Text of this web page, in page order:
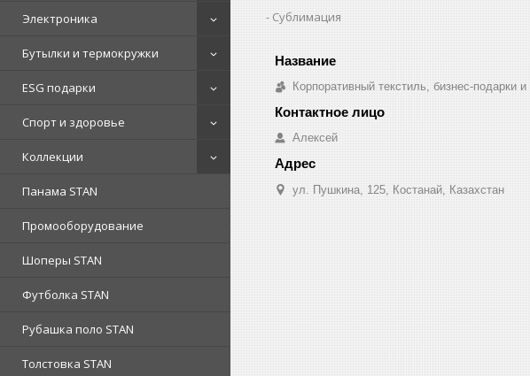
Электроника
Бутылки и термокружки
ESG подарки
Спорт и здоровье
Коллекции
Панама STAN
Промооборудование
Шоперы STAN
Футболка STAN
Рубашка поло STAN
Толстовка STAN
Сублимация
Корпоративный текстиль, бизнес-
Алексей
ул. Пушкина, 125, Костанай, Казахстан